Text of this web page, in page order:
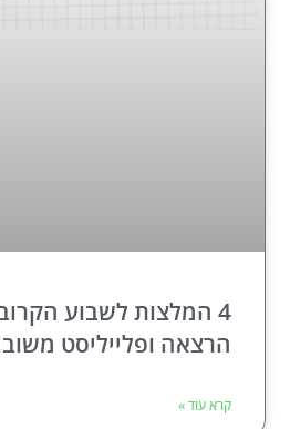
4 המלצות לשבוע
הרצאה ופלייליסט
קרא עוד »